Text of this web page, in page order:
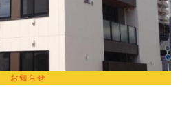
お知らせ